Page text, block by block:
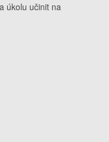
úkolu učinit na